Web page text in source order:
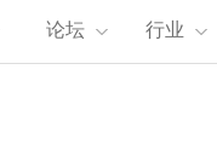
论坛 行业